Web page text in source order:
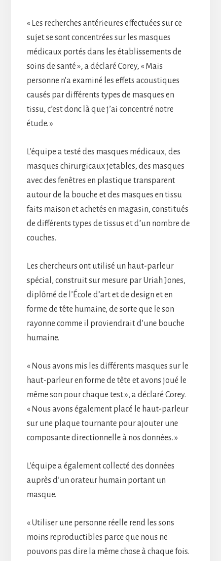
« Les recherches antérieures effectuées sur ce
sujet se sont concentrées sur les masques
médicaux portés dans les établissements de
soins de santé », a déclaré Corey, « Mais
personne n’a examiné les effets acoustiques
causés par différents types de masques en
tissu, c’est donc là que j’ai concentré notre
étude. »
L’équipe a testé des masques médicaux, des
masques chirurgicaux jetables, des masques
avec des fenêtres en plastique transparent
autour de la bouche et des masques en tissu
faits maison et achetés en magasin, constitués
de différents types de tissus et d’un nombre de
couches.
Les chercheurs ont utilisé un haut-parleur
spécial, construit sur mesure par Uriah Jones,
diplômé de l’École d’art et de design et en
forme de tête humaine, de sorte que le son
rayonne comme il proviendrait d’une bouche
humaine.
« Nous avons mis les différents masques sur le
haut-parleur en forme de tête et avons joué le
même son pour chaque test », a déclaré Corey.
« Nous avons également placé le haut-parleur
sur une plaque tournante pour ajouter une
composante directionnelle à nos données. »
L’équipe a également collecté des données
auprès d’un orateur humain portant un
masque.
« Utiliser une personne réelle rend les sons
moins reproductibles parce que nous ne
pouvons pas dire la même chose à chaque fois.